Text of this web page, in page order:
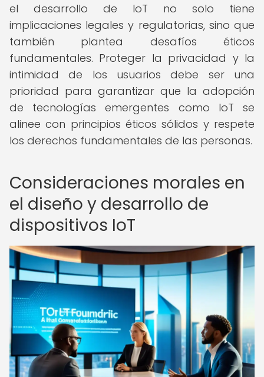
el desarrollo de IoT no solo tiene
implicaciones legales y regulatorias, sino que
también plantea desafíos éticos
fundamentales. Proteger la privacidad y la
intimidad de los usuarios debe ser una
prioridad para garantizar que la adopción
de tecnologías emergentes como IoT se
alinee con principios éticos sólidos y respete
los derechos fundamentales de las personas.
Consideraciones morales en
el diseño y desarrollo de
dispositivos IoT